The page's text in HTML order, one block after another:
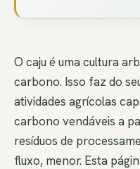
O caju é uma cultura
carbono. Isso faz do
atividades agrícolas
carbono vendáveis a
resíduos de
fluxo, menor. Esta